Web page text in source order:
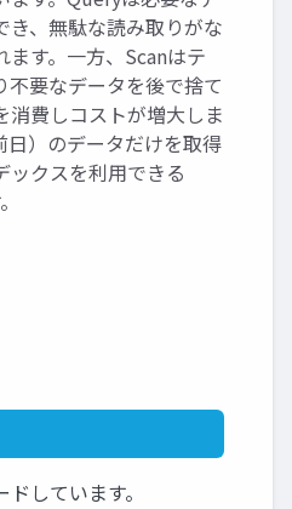
き、無駄な読み取りがな
ます。一方、Scanはテ
不要なデータを後で捨て
消費しコストが増大しま
日）のデータだけを取得
ックスを利用できる
しています。